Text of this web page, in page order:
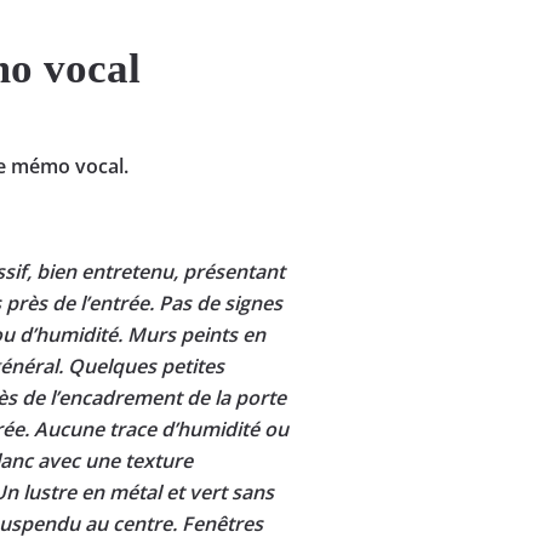
vocal
vocal.
bien entretenu, présentant
de l’entrée. Pas de signes
d’humidité. Murs peints en
Quelques petites
de l’encadrement de la porte
Aucune trace d’humidité ou
avec une texture
lustre en métal et vert sans
au centre. Fenêtres